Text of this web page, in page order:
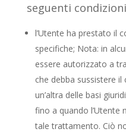
seguenti
l’Utente ha prestato il
specifiche; Nota: in
essere autorizzato a
che debba sussistere il
un’altra delle basi
fino a quando l’Utente
tale trattamento. Ciò